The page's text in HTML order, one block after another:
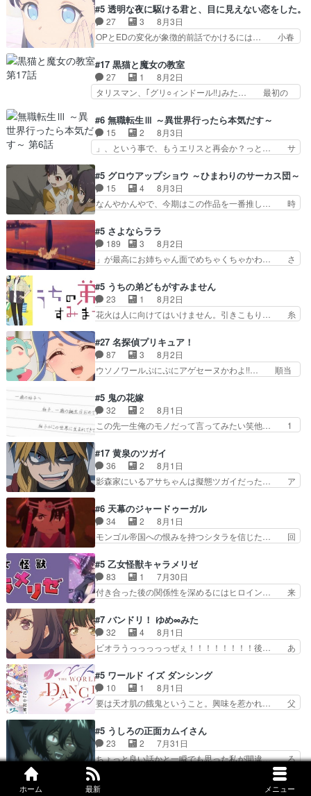
ホーム 最新 メニュー
ナとミミも可愛かった2人の関係… 確かに相手に
も家族や大切な人はいるけど、… 白シャツが作業
着みたいなもんなんですかね…
はり出オチ感が否めず、エピソードの打率… 田山
さんが佐々木さんに沼っていく…こんな… 佐々木
さん、腕フェチなんですね笑最近まじ… 佐々木が
ガラケーからスマホに変えるって、… もうドラマ
ゃわない？佐々木さんの優しさ… 先行で見た時よ
り2人のやり取りに癒しを感… ABEMA版の7〜8
話佐々木が実年齢以上…
#5 透明な夜に駆ける君と、目に見えない恋をした。
27 3
8月3日
OPとEDの変化が象徴的前話でかけるには… 小春
か、こんな風に見えてるのかぁ。かける… 完全な
両片思いになりましたねぇ…OPとE… 余計な物
は描かず白く靄がかった小春ちゃん… 光も感じな
い完全な盲目なんやね…おめかし… 母役に能登さ
も描かれていて良かった本当… 股に海豚を挟み水
上バスでの会話を反芻…恋… OPEDとも無人バー
ジョンから主人公２人…
#17 黒猫と魔女の教室
27 1
8月2日
タリスマン、｢グリ○ィンドール!!｣みた… 最初の
ホントスピカが大好きだよね。ツン… 一等級ポテ
ンシャルのアリアちゃん可愛くて… そういや、ア
リアは能力は最上級のくせに、… とうとうアリア
と直接競う場がきたこれまで… 毎度ながらのスピ
マン趣味ダダ漏れで好き… 期末試験が始まろうと
しておりスピカは対策… 能力鑑定胸像タリスマン
氏容姿も評価してし…
#6 無職転生Ⅲ ～異世界行ったら本気だす～
15 2
8月3日
」、という事で、もうエリスと再会か？っと… サ
関係の清算が粛々と進められているサラ… サラと
の関係に対して完全に「昔の女」とし… ルーシー
にデレるルディが完全に親バカで微… サラとは会
ってほしいちゃんとした別れ方し… サラは未練0
キャラモヤモヤする別れ方だ… 役で出演させてい
ただきました！よろしくお… 毎クールメインヒロ
インを好きになっちゃう…
#5 グロウアップショウ ～ひまわりのサーカス団～
15 4
8月3日
なんやかんやで、今期はこの作品を一番推し… 時
愛すぎるな楠木ともりちゃんのね… デフォルメさ
れた表情が特に多かったのが印… 葵＆茜の回も良
きでした。あの証拠写真、ひ… 互いが互いのこと
を想っているのにすれ違っ… 第５話をｄアニメス
んと練習したい〟と言… 本当この作品は「キャ
ラ」を活かすのがうま… みずかちゃんの介入で双
子の仲にヒビが………
#5 さよならララ
189 3
8月2日
」が最高にお姉ちゃん面でめちゃくちゃかわ… さ
を振り切ってみんなに謝ったララの思い… 仕事に
馴染めない辺り観ていて苦しいところ… ララちゃ
んの事情はもう少し皆に話して良い… ララと茉里
とで初のアルバイト。七転八倒し… 労働するプリ
てケーキ食べて、帰りにカメ… ララが働く事での
てんやわんや。働いて大変… 地道に働き人と関わ
る日々の中に愛を見いだ…
#5 うちの弟どもがすみません
23 1
8月2日
花火は人に向けてはいけません。引きこもり… 糸
お名前を見たんだけどあの中村大樹さん… 糸ちゃ
んカッケー、色んな意味でwゲームが… 姉から性
的興奮覚えてないよね？なんて言わ… テーマ：引
きこもりの理由感想は、久しぶり… 元ゲーマーな
んの距離感おかしいね(*´… 糸と源ははよ好きお
うとると言わんかい！引… ショウくんと対等に話
すためにゲームをする…
#27 名探偵プリキュア！
87 3
8月2日
ウソノワールぷにぷにアゲセーヌかわよ!!… 順当
取り戻し正式に探偵事務所で働き始め… ポワロ、
元ネタを解説して原作に誘導するの… くれあさん
の探偵としての初事件にしてちょ… ・急にクイズ
番組が始まったw・妖精ウソノ… るるかの助手だ
の！？クレアさん探偵すぎ… 突然のポアロクイズ
は草なんよ。んで、あん… 今回からついにくれあ
が探偵事務所の仲間に…
#5 鬼の花嫁
32 2
8月1日
この先一生俺のモノだって言ってみたい笑他… 1
さん柚子に18年分の誕生日プレゼント… 柚子は
鬼龍院家から初めて学校に通う事にな… プレゼン
ト攻撃ヤバすぎるwwwヴァイオレ… 玲夜さまサ
プライズの、これまでの柚子ちゃ… 玲夜から柚子
んへ…もう中学生な… 梅原の人が18歳になるま
での誕生プレゼン… なよなよした男（cv石田彰）
梅ちゃんがた…
#17 黄泉のツガイ
36 2
8月1日
影森家にいるアサちゃんは擬態ツガイだった… ア
にアサはいなかった逆にガブちゃんはい… 影森の
当主が際限なくツガイを増やせるのに… 今回はも
うガブちゃんさんの悲鳴にも似た怒… ユルと戦っ
た時から伏線が張られていたのが… しかしアサ
い筈のガブちゃん、アキオの… 色々とひっかけが
あって、最終的に嫌な終わ… ゴンゾウが従える大
量のツガイに何事かと思…
#6 天幕のジャードゥーガル
34 2
8月1日
モンゴル帝国への恨みを持つシタラを信じた… 回
タイの妃になってもその心は晴れず、モ… ドレゲ
ネの過去、宝石だった彼女が人になり… ドレゲネ
の過去、、辛かった、、あのジャタ… 年上旦那が
良い人でも、女は宝石でただ笑っ… ダイルの儀式
過去には同情の言葉しか…シ… 奥様に悲しい過
去…萌え袖が可愛いね、と思… ドレゲネとシタ
ラ、2人だけの同盟が結成さ…
#5 乙女怪獣キャラメリゼ
83 1
7月30日
付き合った後の関係性を深めるにはヒロイン… 来
とメスってて何この可愛い生物。クラス… 付き合
い始めたら始めたでまた違った悩みが… と一歩ず
つ踏み出す黒絵ちゃん微笑ま新汰の… ツインテー
ルが可愛いお茶目な妹ちゃんです… しかも過去も
らっしゃるからかしらお顔が… 黒絵「怪獣に憧れ
るのはいいけど自分自身が… 素の自分はどちらな
のかはまだ不明だが見せ…
#7 バンドリ！ ゆめ∞みた
32 4
8月1日
ビオラうっっっっっぜぇ！！！！！！！！後… あ
ラが悪魔すぎて気分が悪くなってきたこ… 声優ま
とめました(７話まで)仲町あられ/… ビオラの策略
がバッチリ嵌って最高wwwこ… 自信あれば評価
なんて気にしないし、充実し… ・バーチャルだけ
け？と思ったら歌唱シーン… の、らいぶシーン
＿!!­­--­­--­… それだけでええやん！！しかし、ビオラ
が仕…
#5 ワールド イズ ダンシング
10 1
8月1日
要は天才肌の餓鬼ということ。興味を惹かれ… 父
の鬼夜叉と田楽の増次郎。小さないざこ… 着眼点
は良くとも、先鋭的すぎるのか。芸能… 鬼夜叉は
石也と共に観世座をあとにし、三条… 観世座を離
れ、三条坊門御所で日々を送る鬼… 「お前(鬼夜
叉)が凄いのではなく客が凄い… 田楽と猿楽の獅
子舞勝負。鬼夜叉は猫の動き… 登場人物の我が強
#5 うしろの正面カムイさん
23 2
7月31日
ちょっと良い話かと一瞬でも思った私が間違… ろ
くろ首さんも油舐めてなかった？白雪碧さ… 今日
も1日お疲れ様でした～───昨晩～今… 幼女に拾
#5 これ描いて死ね